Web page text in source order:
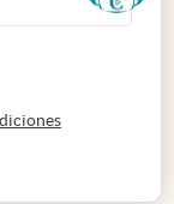
abre en nueva